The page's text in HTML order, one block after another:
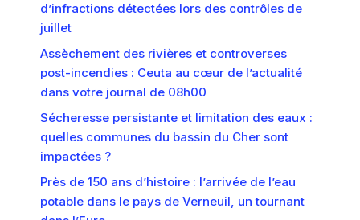
d’infractions détectées lors des contrôles de
juillet
Assèchement des rivières et controverses
post-incendies : Ceuta au cœur de l’actualité
dans votre journal de 08h00
Sécheresse persistante et limitation des eaux :
quelles communes du bassin du Cher sont
impactées ?
Près de 150 ans d’histoire : l’arrivée de l’eau
potable dans le pays de Verneuil, un tournant